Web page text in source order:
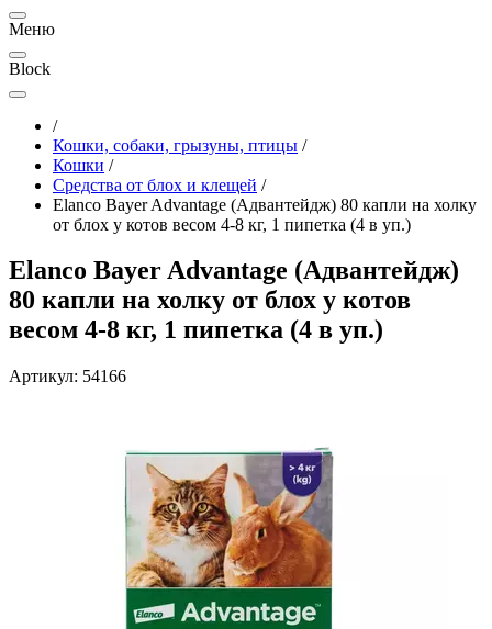
Меню
Block
/
Кошки, собаки, грызуны, птицы /
Кошки /
Средства от блох и клещей /
Elanco Bayer Advantage (Адвантейдж) 80 капли на холку
от блох у котов весом 4-8 кг, 1 пипетка (4 в уп.)
Elanco Bayer Advantage (Адвантейдж)
80 капли на холку от блох у котов
весом 4-8 кг, 1 пипетка (4 в уп.)
Артикул: 54166